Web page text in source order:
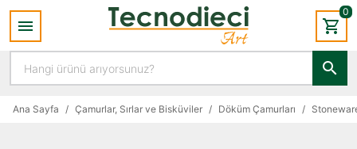
0
Ana Sayfa / Çamurlar, Sırlar ve Bisküviler / Döküm Çamurları /